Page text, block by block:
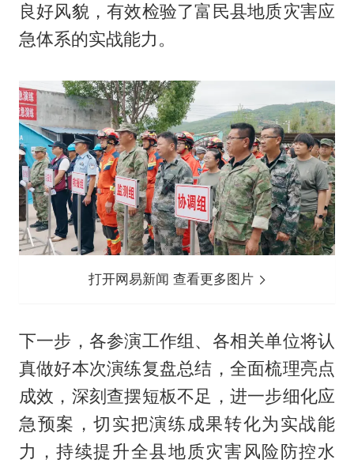
良好风貌，有效检验了富民县地质灾害应
急体系的实战能力。
打开网易新闻 查看更多图片
下一步，各参演工作组、各相关单位将认
真做好本次演练复盘总结，全面梳理亮点
成效，深刻查摆短板不足，进一步细化应
急预案，切实把演练成果转化为实战能
力，持续提升全县地质灾害风险防控水